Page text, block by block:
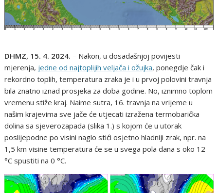
DHMZ, 15. 4. 2024. – Nakon, u dosadašnjoj povijesti
mjerenja, jedne od najtoplijih veljača i ožujka, ponegdje čak i
rekordno toplih, temperatura zraka je i u prvoj polovini travnja
bila znatno iznad prosjeka za doba godine. No, iznimno toplom
vremenu stiže kraj. Naime sutra, 16. travnja na vrijeme u
našim krajevima sve jače će utjecati izražena termobarička
dolina sa sjeverozapada (slika 1.) s kojom će u utorak
poslijepodne po visini naglo stići osjetno hladniji zrak, npr. na
1,5 km visine temperatura će se u svega pola dana s oko 12
°C spustiti na 0 °C.